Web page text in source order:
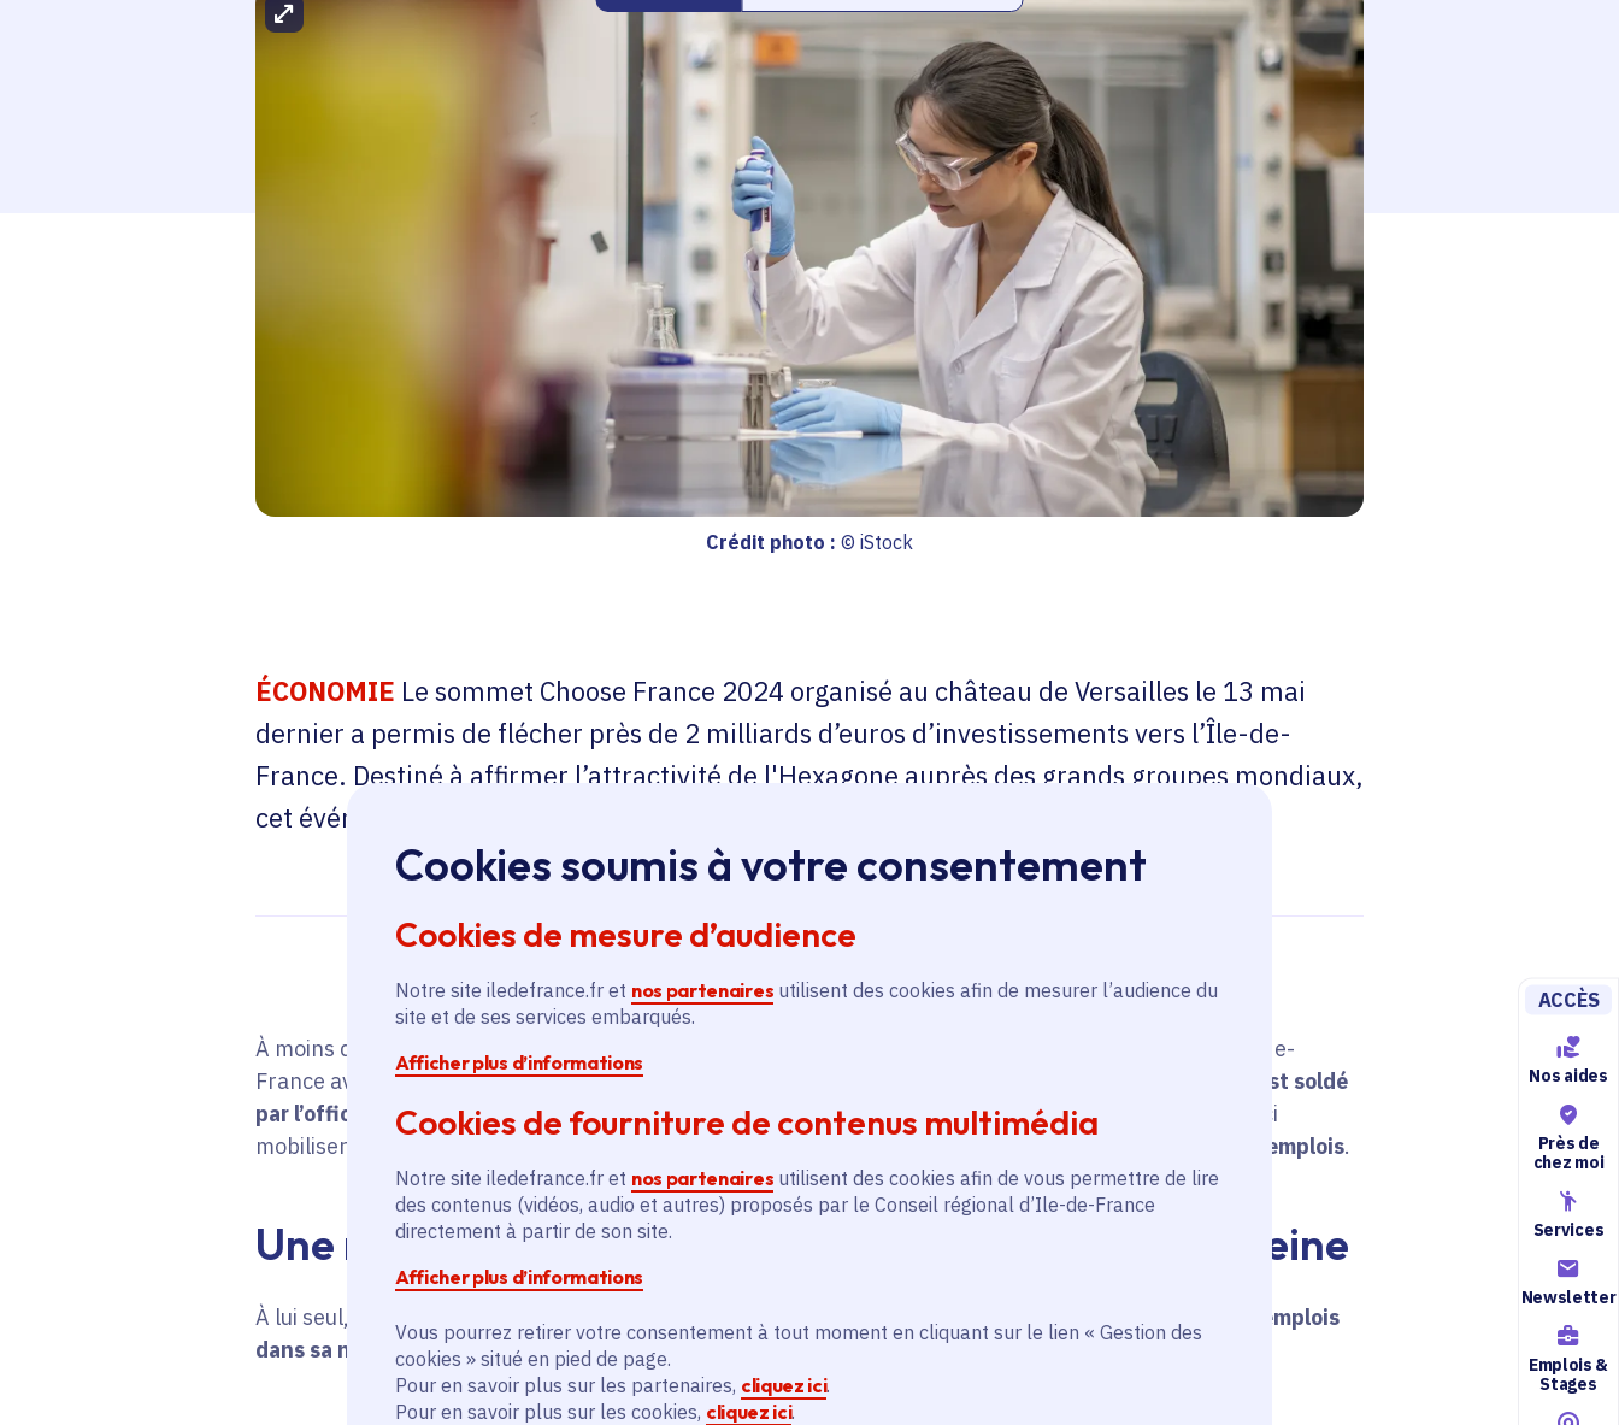
Cookies soumis à votre consentement
Cookies de mesure d’audience
Notre site iledefrance.fr et nos partenaires utilisent des cookies afin de mesurer l’audience du
site et de ses services embarqués.
Afficher plus d’informations
Cookies de fourniture de contenus multimédia
Notre site iledefrance.fr et nos partenaires utilisent des cookies afin de vous permettre de lire
des contenus (vidéos, audio et autres) proposés par le Conseil régional d’Ile-de-France
directement à partir de son site.
Afficher plus d’informations
Vous pourrez retirer votre consentement à tout moment en cliquant sur le lien « Gestion des
cookies » situé en pied de page.
Pour en savoir plus sur les partenaires, cliquez ici.
Pour en savoir plus sur les cookies, cliquez ici.
ACCÈS
Nos aides
Près de
chez moi
Services
Newsletter
Emplois &
Stages
Agrandir l'image
Crédit photo : © iStock
ÉCONOMIE Le sommet Choose France 2024 organisé au château de Versailles le 13 mai
dernier a permis de flécher près de 2 milliards d’euros d’investissements vers l’Île-de-
France. Destiné à affirmer l’attractivité de l'Hexagone auprès des grands groupes mondiaux,
cet événement permettra la création de 1500 emplois dans la région.
À moins de 3 mois des Jeux de Paris 2024 et alors que la révolution des transports se poursuit en Île-de-
France avec l’arrivée prochaine des lignes du Grand Paris Express,
le sommet Choose France 2024 s’est soldé
par l’officialisation d’une quinzaine de grands projets économiques en Île-de-France
. Au total, ceux-ci
mobiliseront
500 emplois.
Une nouvelle usine Sanofi verra le jour à Vitry-sur-Seine
À lui seul, le groupe pharmaceutique français Sanofi investira plus d’1
milliard d’euros et créera 350 emplois
dans sa nouvelle usine de Vitry-sur-Seine (94)